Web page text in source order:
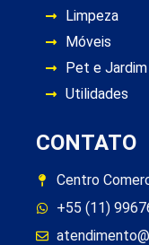
Limpeza
Móveis
Pet e Jardim
Utilidades
CONTATO
Centro
+55 (11)